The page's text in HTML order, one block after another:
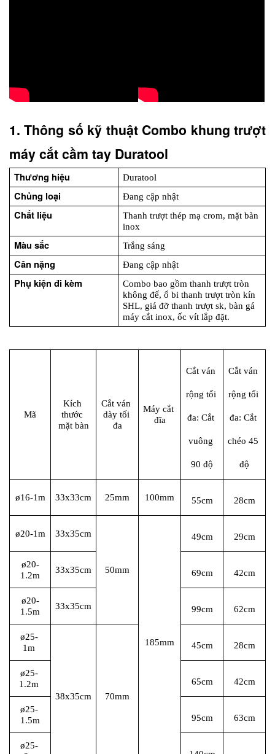
1. Thông số kỹ thuật Combo khung trượt
máy cắt cầm tay Duratool
Thương hiệu Duratool
Chủng loại Đang cập nhật
Chất liệu
Thanh trượt thép mạ crom, mặt bàn
inox
Màu sắc Trắng sáng
Cân nặng Đang cập nhật
Phụ kiện đi kèm
Combo bao gồm thanh trượt tròn
không đế, ổ bi thanh trượt tròn kín
SHL, giá đỡ thanh trượt sk, bàn gá
máy cắt inox, ốc vít lắp đặt.
Mã
Kích
thước
mặt bàn
Cắt ván
dày tối
đa
Máy cắt
đĩa
Cắt ván
rộng tối
đa: Cắt
vuông
90 độ
Cắt ván
rộng tối
đa: Cắt
chéo 45
độ
ø16-1m 33x33cm 25mm 100mm 55cm 28cm
ø20-1m 33x35cm
50mm
185mm
49cm 29cm
ø20-
1.2m
33x35cm 69cm 42cm
ø20-
1.5m
33x35cm 99cm 62cm
ø25-
1m
38x35cm 70mm
45cm 28cm
ø25-
1.2m
65cm 42cm
ø25-
1.5m
95cm 63cm
ø25-